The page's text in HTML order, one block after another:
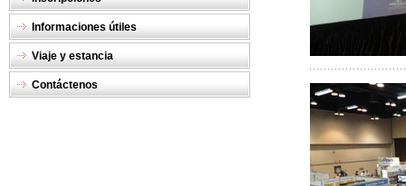
Informaciones útiles
Viaje y estancia
Contáctenos